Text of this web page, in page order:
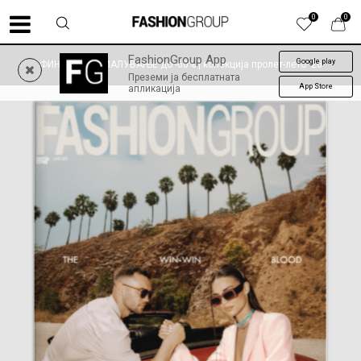
0
0
FashionGroup App
Преземи ја бесплатната
апликација
Google play
App Store
ФИНАЛНО НАМАЛУВАЊЕ до -60% | колекција пролет-лето '26